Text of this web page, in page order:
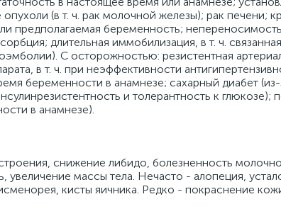
(в т. ч. рак молочной железы); рак печени;
предполагаемая беременность;
длительная иммобилизация, в т. ч.
С осторожностью: резистентная
в т. ч. при неэффективности
беременности в анамнезе; сахарный диабет
и толерантность к глюкозе);
в анамнезе).
снижение либидо, болезненность
увеличение массы тела. Нечасто - алопеция,
кисты яичника. Редко - покраснение